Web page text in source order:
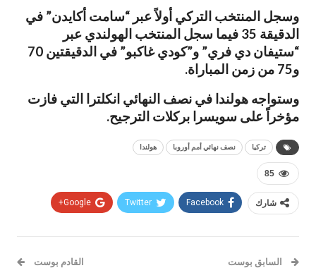
وسجل المنتخب التركي أولاً عبر “سامت أكايدن” في
الدقيقة 35 فيما سجل المنتخب الهولندي عبر
“ستيفان دي فري” و”كودي غاكبو” في الدقيقتين 70
و75 من زمن المباراة.
وستواجه هولندا في نصف النهائي انكلترا التي فازت
مؤخراً على سويسرا بركلات الترجيح.
تركيا نصف نهائي أمم أوروبا هولندا
85
شارك Facebook
Twitter
Google+
السابق بوست القادم بوست